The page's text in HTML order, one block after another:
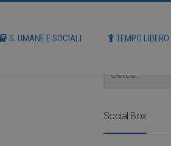
S. UMANE E SOCIALI TEMPO LIBERO
Social Box